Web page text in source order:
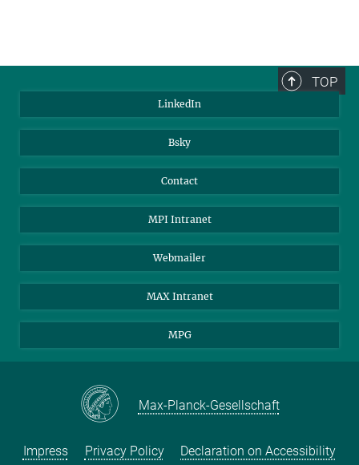
TOP
LinkedIn
Bsky
Contact
MPI Intranet
Webmailer
MAX Intranet
MPG
Max-Planck-Gesellschaft
Impress Privacy Policy Declaration on Accessibility